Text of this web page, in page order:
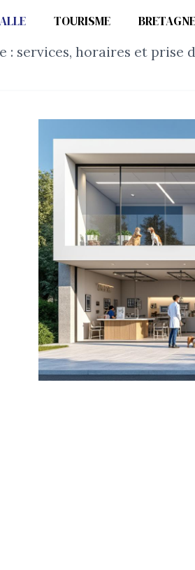
TOURISME BRETAGNE
: services, horaires et prise